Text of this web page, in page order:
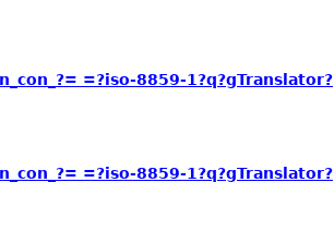
=?iso-8859-1?q?gTranslator?
=?iso-8859-1?q?gTranslator?